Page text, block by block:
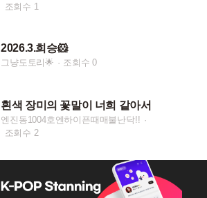
조회수 1
2026.3.희승🐹
그냥도토리🌟 조회수 0
흰색 장미의 꽃말이 너희 같아서
엔진동1004호엔하이픈때매불난닥!!
조회수 2